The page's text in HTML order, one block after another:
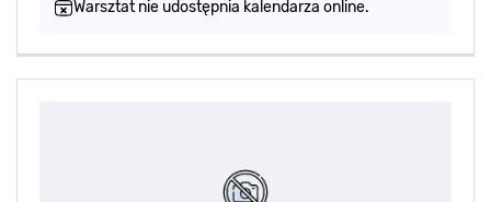
Warsztat nie udostępnia kalendarza online.